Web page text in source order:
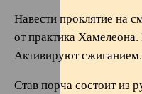
Навести проклятие на
от практика
Активируют сжиганием.
Став порча состоит из